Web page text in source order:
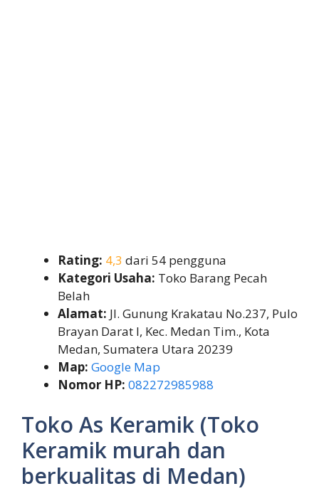
Rating: 4,3 dari 54 pengguna
Kategori Usaha: Toko Barang Pecah
Belah
Alamat: Jl. Gunung Krakatau No.237, Pulo
Brayan Darat I, Kec. Medan Tim., Kota
Medan, Sumatera Utara 20239
Map: Google Map
Nomor HP: 082272985988
Toko As Keramik (Toko
Keramik murah dan
berkualitas di Medan)